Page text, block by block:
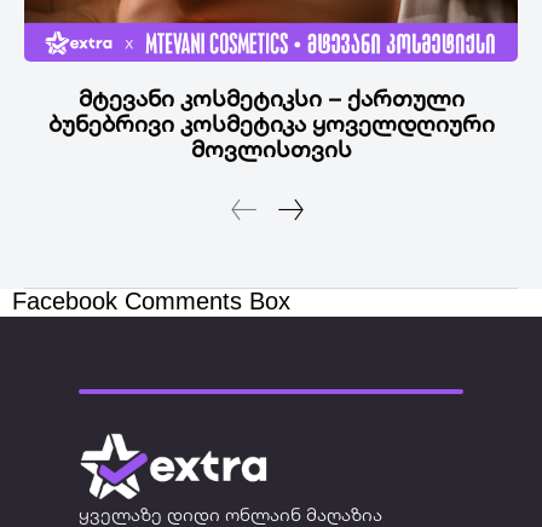
მტევანი კოსმეტიკსი – ქართული
ბუნებრივი კოსმეტიკა ყოველდღიური
მოვლისთვის
Facebook Comments Box
ყველაზე დიდი ონლაინ მაღაზია